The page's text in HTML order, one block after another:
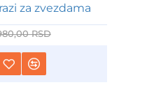
-15%
za zvezdama
RSD